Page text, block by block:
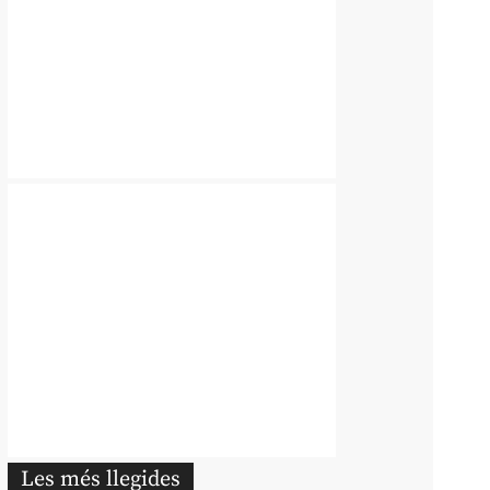
Les més llegides